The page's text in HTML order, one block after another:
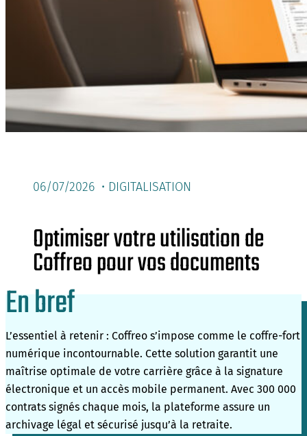
06/07/2026 • DIGITALISATION
Optimiser votre utilisation de
Coffreo pour vos documents
En bref
L’essentiel à retenir : Coffreo s’impose comme le coffre-fort
numérique incontournable. Cette solution garantit une
maîtrise optimale de votre carrière grâce à la signature
électronique et un accès mobile permanent. Avec 300 000
contrats signés chaque mois, la plateforme assure un
archivage légal et sécurisé jusqu’à la retraite.